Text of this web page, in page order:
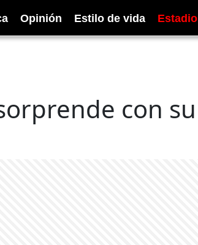
Opinión Estilo de vida Estadio
con su